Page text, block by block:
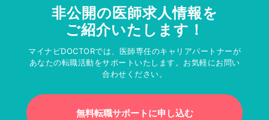
非公開の医師求人情報を
ご紹介いたします！
マイナビDOCTORでは、医師専任のキャリアパートナーが
あなたの転職活動をサポートいたします。お気軽にお問い
合わせください。
無料転職サポートに申し込む